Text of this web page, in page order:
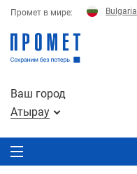
Промет в мире: Bulgaria
Ваш город
Атырау